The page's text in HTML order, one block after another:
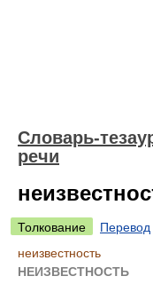
Словарь-
речи
Толкование
Перевод
неизвестность
НЕИЗВЕСТНОСТЬ